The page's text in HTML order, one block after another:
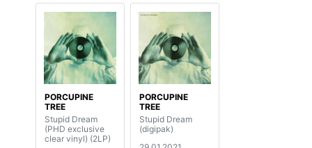
PORCUPINE
TREE
Stupid Dream
(PHD exclusive
clear vinyl) (2LP)
PORCUPINE
TREE
Stupid Dream
(digipak)